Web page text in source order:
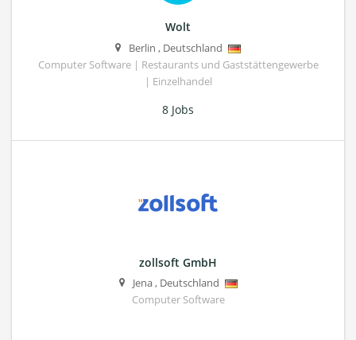
Wolt
Berlin , Deutschland
Computer Software | Restaurants und Gaststättengewerbe
| Einzelhandel
8 Jobs
zollsoft GmbH
Jena, Deutschland
Computer Software